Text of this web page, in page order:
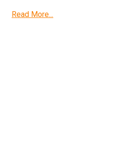
Read More...